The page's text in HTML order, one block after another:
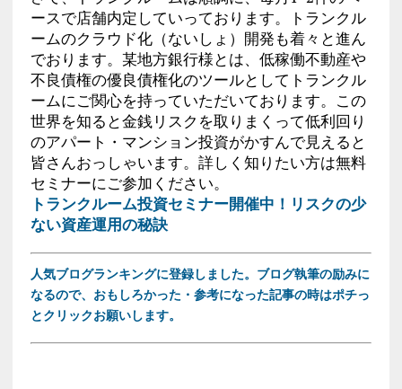
ースで店舗内定していっております。トランクル
ームのクラウド化（ないしょ）開発も着々と進ん
でおります。某地方銀行様とは、低稼働不動産や
不良債権の優良債権化のツールとしてトランクル
ームにご関心を持っていただいております。この
世界を知ると金銭リスクを取りまくって低利回り
のアパート・マンション投資がかすんで見えると
皆さんおっしゃいます。詳しく知りたい方は無料
セミナーにご参加ください。
トランクルーム投資セミナー開催中！リスクの少
ない資産運用の秘訣
人気ブログランキングに登録しました。ブログ執筆の励みに
なるので、おもしろかった・参考になった記事の時はポチっ
とクリックお願いします。